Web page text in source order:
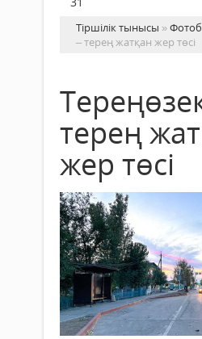
Тіршілік тынысы »
– терең жатқан жер төсі
терең
жер төсі